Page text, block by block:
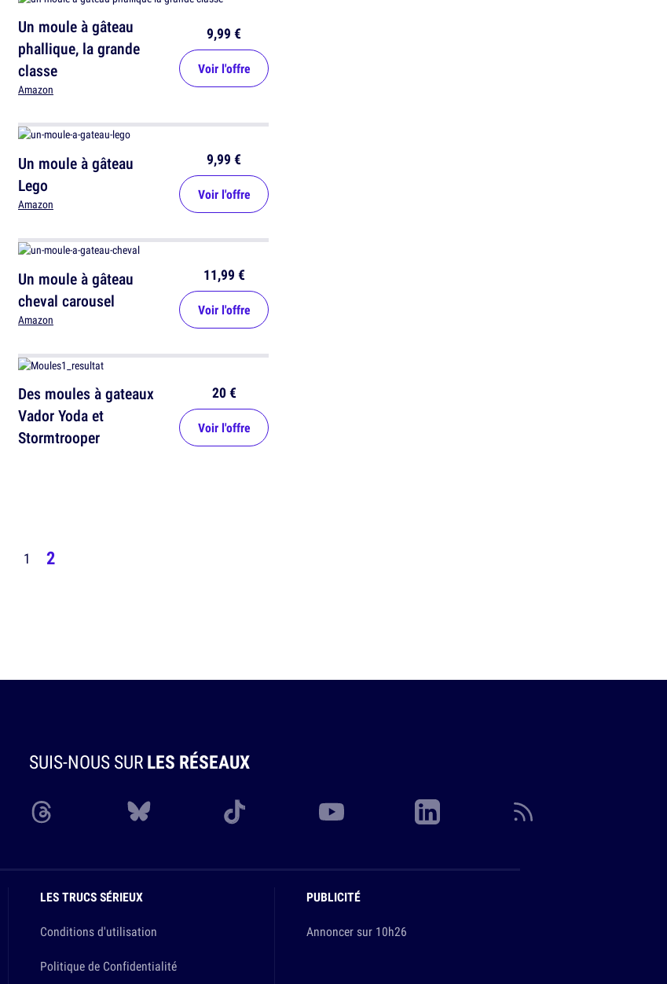
Un moule à gâteau
phallique, la grande
classe
Amazon
9,99 €
Voir l'offre
Un moule à gâteau
Lego
Amazon
9,99 €
Voir l'offre
Un moule à gâteau
cheval carousel
Amazon
11,99 €
Voir l'offre
Des moules à gateaux
Vador Yoda et
Stormtrooper
20 €
Voir l'offre
1 2
SUIS-NOUS SURLES RÉSEAUX
LES TRUCS SÉRIEUX
Conditions d'utilisation
Politique de Confidentialité
PUBLICITÉ
Annoncer sur 10h26